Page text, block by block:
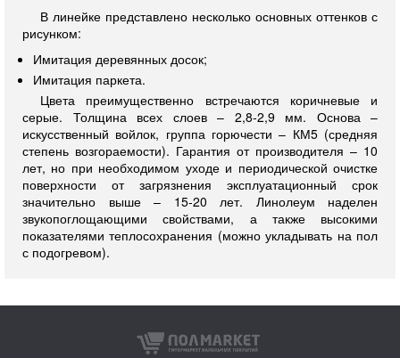
В линейке представлено несколько основных оттенков с
рисунком:
Имитация деревянных досок;
Имитация паркета.
Цвета преимущественно встречаются коричневые и
серые. Толщина всех слоев – 2,8-2,9 мм. Основа –
искусственный войлок, группа горючести – КМ5 (средняя
степень возгораемости). Гарантия от производителя – 10
лет, но при необходимом уходе и периодической очистке
поверхности от загрязнения эксплуатационный срок
значительно выше – 15-20 лет. Линолеум наделен
звукопоглощающими свойствами, а также высокими
показателями теплосохранения (можно укладывать на пол
с подогревом).